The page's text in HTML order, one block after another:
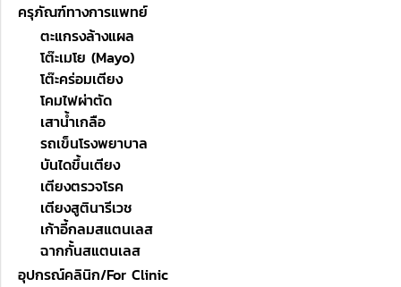
ครุภัณฑ์ทางการแพทย์
ตะแกรงล้างแผล
โต๊ะเมโย (Mayo)
โต๊ะคร่อมเตียง
โคมไฟผ่าตัด
เสาน้ำเกลือ
รถเข็นโรงพยาบาล
บันไดขึ้นเตียง
เตียงตรวจโรค
เตียงสูตินารีเวช
เก้าอี้กลมสแตนเลส
ฉากกั้นสแตนเลส
อุปกรณ์คลินิก/For Clinic